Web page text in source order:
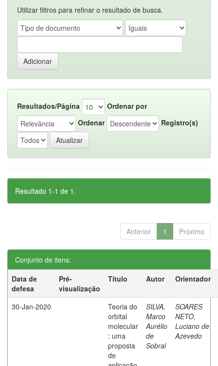
Utilizar filtros para refinar o resultado de busca.
Resultados/Página
Ordenar por
Ordenar
Registro(s)
Resultado 1-1 de 1.
Anterior 1 Próximo
Conjunto de itens:
Data de
defesa
Pré-
visualização
Título Autor Orientador
30-Jan-2020
Teoria do
orbital
molecular
: uma
proposta
de
SILVA,
Marco
Aurélio
de
Sobral
SOARES
NETO,
Luciano de
Azevedo